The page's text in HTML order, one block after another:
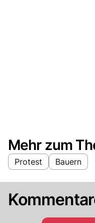
Mehr zum
Protest Bauern